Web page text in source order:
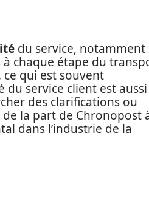
du service, notamment
à chaque étape du
ce qui est souvent
service client est aussi
des clarifications ou
la part de Chronopost
dans l’industrie de la